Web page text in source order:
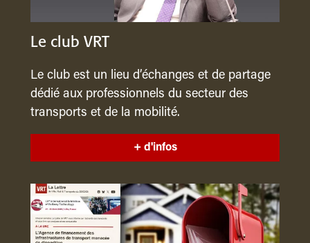
Le club VRT
Le club est un lieu d’échanges et de partage
dédié aux professionnels du secteur des
transports et de la mobilité.
+ d'infos